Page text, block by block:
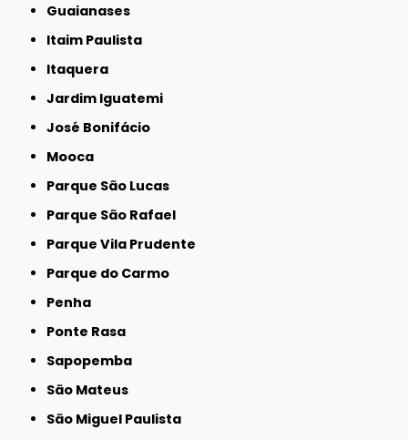
Guaianases
Itaim Paulista
Itaquera
Jardim Iguatemi
José Bonifácio
Mooca
Parque São Lucas
Parque São Rafael
Parque Vila Prudente
Parque do Carmo
Penha
Ponte Rasa
Sapopemba
São Mateus
São Miguel Paulista